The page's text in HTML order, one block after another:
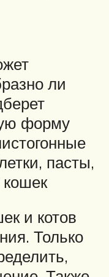
ли
форму
пасты,
и котов
Только